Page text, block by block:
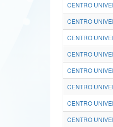
CENTRO
CENTRO
CENTRO
CENTRO
CENTRO
CENTRO
CENTRO
CENTRO